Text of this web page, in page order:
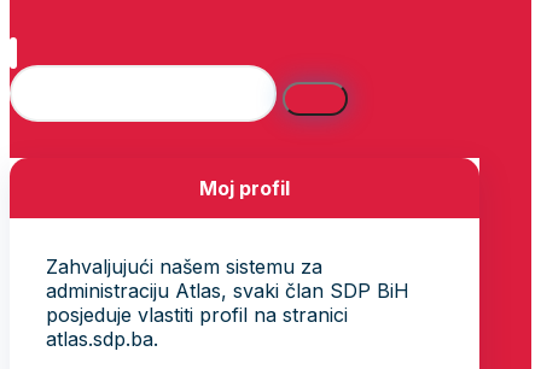
Moj profil
Zahvaljujući našem sistemu za
administraciju Atlas, svaki član SDP BiH
posjeduje vlastiti profil na stranici
atlas.sdp.ba.